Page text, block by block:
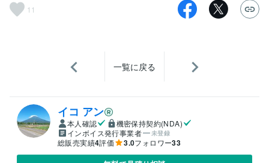
11
一覧に戻る
イコ アン
本人確認
機密保持契約(NDA)
インボイス発行事業者
未登録
総販売実績4評価 3.0フォロワー33